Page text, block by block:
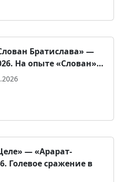
Братислава» ―
На опыте «Слован»…
― «Арарат-
Голевое сражение в